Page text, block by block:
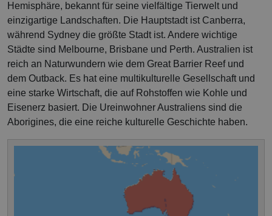
Hemisphäre, bekannt für seine vielfältige Tierwelt und
einzigartige Landschaften. Die Hauptstadt ist Canberra,
während Sydney die größte Stadt ist. Andere wichtige
Städte sind Melbourne, Brisbane und Perth. Australien ist
reich an Naturwundern wie dem Great Barrier Reef und
dem Outback. Es hat eine multikulturelle Gesellschaft und
eine starke Wirtschaft, die auf Rohstoffen wie Kohle und
Eisenerz basiert. Die Ureinwohner Australiens sind die
Aborigines, die eine reiche kulturelle Geschichte haben.